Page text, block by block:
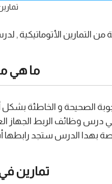
من التمارين الأتوماتيكية
ما هي
الصحيحة و الخاطئة
درس وظائف الربط الجهاز
بهدا الدرس ستجد رابطها
تمارين